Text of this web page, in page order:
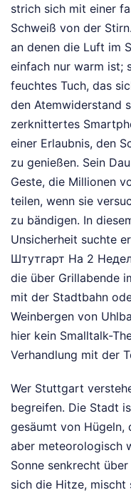
strich sich mit einer
Schweiß von der
an denen die Luft im
einfach nur warm ist;
feuchtes Tuch, das
den Atemwiderstand
zerknittertes
einer Erlaubnis, den
zu genießen. Sein
Geste, die Millionen
teilen, wenn sie
zu bändigen. In
Unsicherheit suchte
Штутгарт На 2
die über Grillabende
mit der Stadtbahn
Weinbergen von
hier kein Smalltalk-
Verhandlung mit der
Wer Stuttgart
begreifen. Die Stadt
gesäumt von
aber meteorologisch
Sonne senkrecht
sich die Hitze,